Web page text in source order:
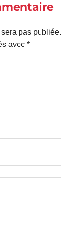
pas publiée.
avec *